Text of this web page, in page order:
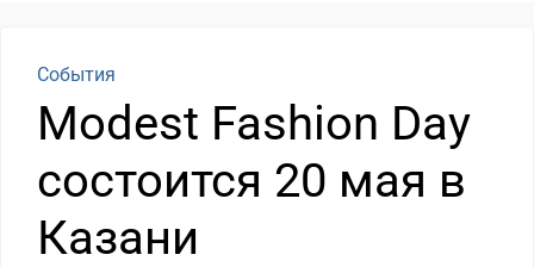
События
Modest Fashion Day
состоится 20 мая в
Казани